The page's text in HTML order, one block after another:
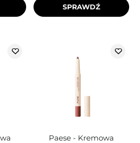
SPRAWDŹ
Paese - Kremowa